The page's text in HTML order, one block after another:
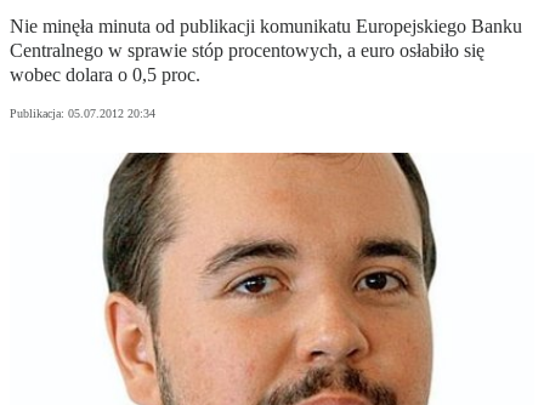
Nie minęła minuta od publikacji komunikatu Europejskiego Banku
Centralnego w sprawie stóp procentowych, a euro osłabiło się
wobec dolara o 0,5 proc.
Publikacja: 05.07.2012 20:34